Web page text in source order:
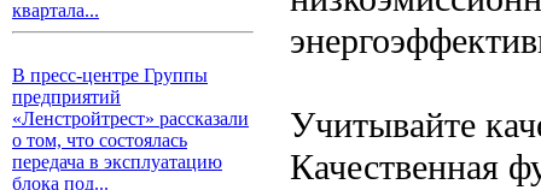
квартала...
В пресс-центре Группы
предприятий
«Ленстройтрест» рассказали
о том, что состоялась
передача в эксплуатацию
блока под...
Учитывайте
Качественная